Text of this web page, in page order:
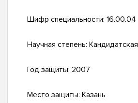
Шифр специальности: 16.00.04
Научная степень: Кандидатская
Год защиты: 2007
Место защиты: Казань